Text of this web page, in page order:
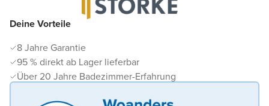
Deine Vorteile
8 Jahre Garantie
95 % direkt ab Lager lieferbar
Über 20 Jahre Badezimmer-Erfahrung